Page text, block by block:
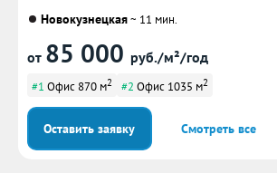
Новокузнецкая~ 11 мин.
от 85 000 руб./м²/год
#1 Офис 870 м2 #2 Офис 1035 м2
Оставить заявку Смотреть все